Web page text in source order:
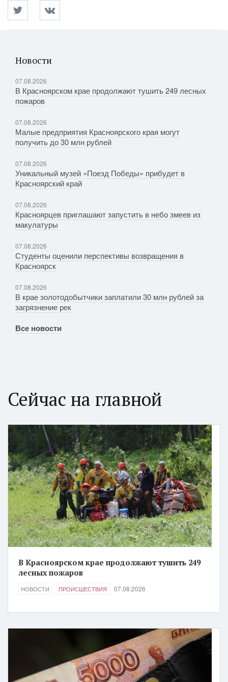
Новости
07.08.2026
В Красноярском крае продолжают тушить 249 лесных
пожаров
07.08.2026
Малые предприятия Красноярского края могут
получить до 30 млн рублей
07.08.2026
Уникальный музей «Поезд Победы» прибудет в
Красноярский край
07.08.2026
Красноярцев приглашают запустить в небо змеев из
макулатуры
07.08.2026
Студенты оценили перспективы возвращения в
Красноярск
07.08.2026
В крае золотодобытчики заплатили 30 млн рублей за
загрязнение рек
Все новости
Сейчас на главной
В Красноярском крае продолжают тушить 249
лесных пожаров
НОВОСТИ ПРОИСШЕСТВИЯ 07.08.2026